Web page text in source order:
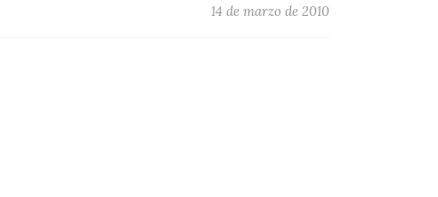
14 de marzo de 2010